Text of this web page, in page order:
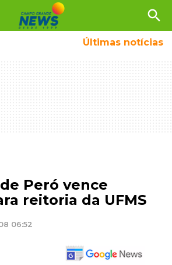
search
Últimas notícias
Peró vence
reitoria da UFMS
06:52